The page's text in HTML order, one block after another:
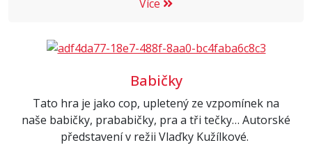
Více
Babičky
Tato hra je jako cop, upletený ze vzpomínek na
naše babičky, prababičky, pra a tři tečky… Autorské
představení v režii Vlaďky Kužílkové.